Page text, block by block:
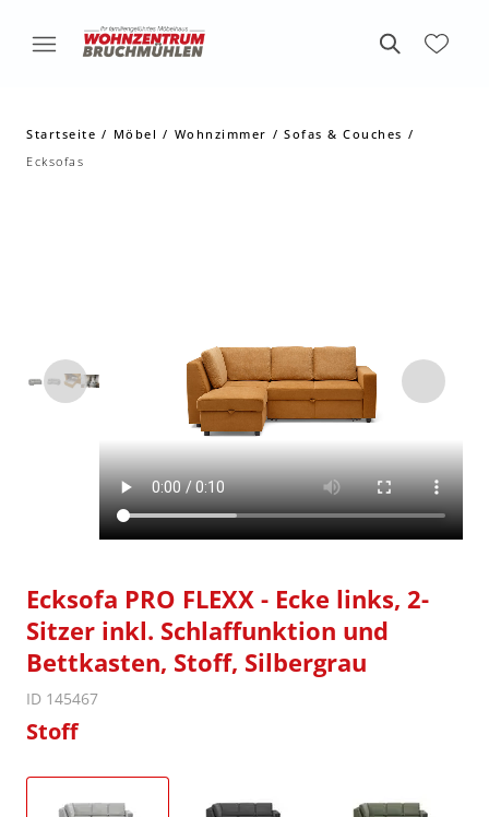
Startseite Möbel Wohnzimmer
Sofas & Couches
Ecksofas
Ecksofa PRO FLEXX - Ecke links, 2-
Sitzer inkl. Schlaffunktion und
Bettkasten, Stoff, Silbergrau
ID 145467
Stoff